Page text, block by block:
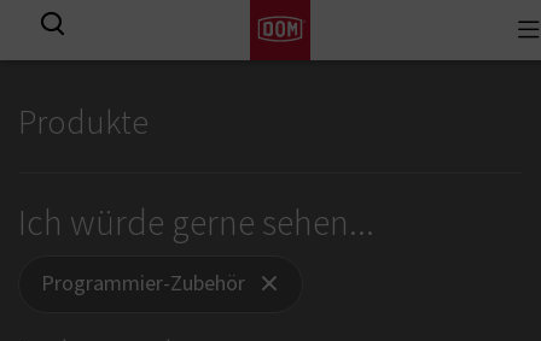
Produkte
Ich würde gerne sehen...
Programmier-Zubehör